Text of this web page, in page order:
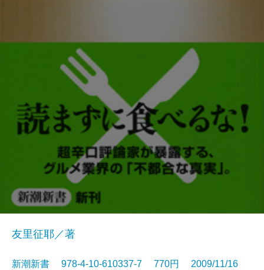
友里征耶／著
新潮新書 978-4-10-610337-7 770円 2009/11/16